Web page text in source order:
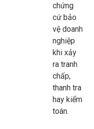
chứng
cứ bảo
vệ doanh
nghiệp
khi xảy
ra tranh
chấp,
thanh tra
hay kiểm
toán.